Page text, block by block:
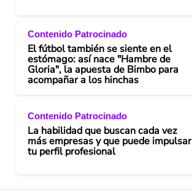
Contenido Patrocinado
El fútbol también se siente en el
estómago: así nace "Hambre de
Gloria", la apuesta de Bimbo para
acompañar a los hinchas
Contenido Patrocinado
La habilidad que buscan cada vez
más empresas y que puede impulsar
tu perfil profesional